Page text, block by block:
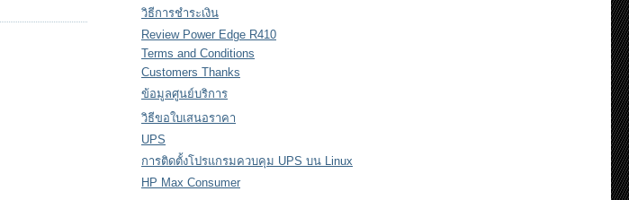
วิธีการชำระเงิน
Review Power Edge R410
Terms and Conditions
Customers Thanks
ข้อมูลศูนย์บริการ
วิธีขอใบเสนอราคา
UPS
การติดตั้งโปรแกรมควบคุม UPS บน Linux
HP Max Consumer